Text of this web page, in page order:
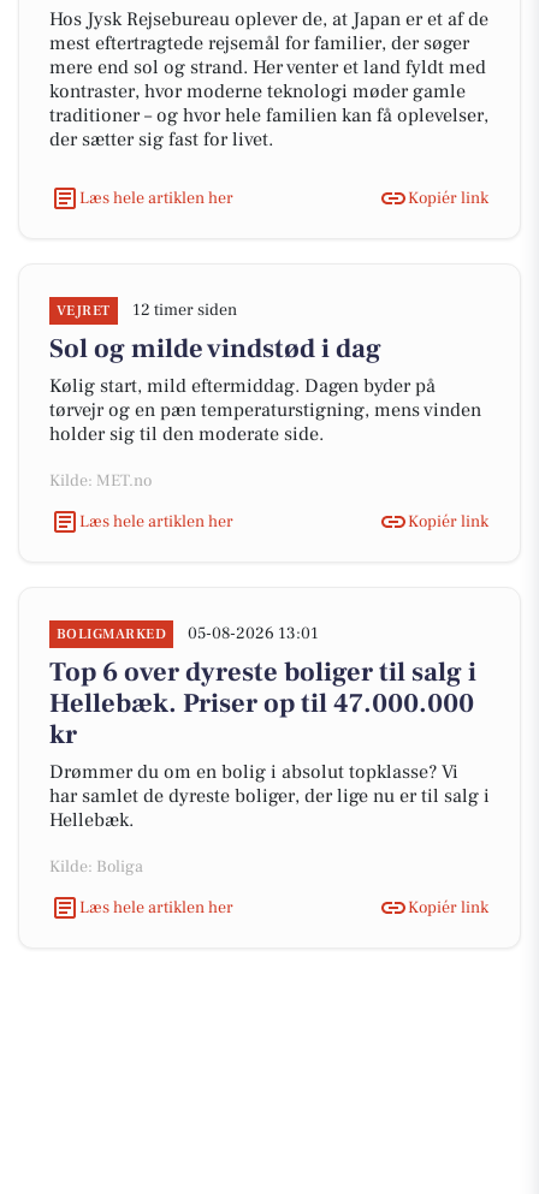
Hos Jysk Rejsebureau oplever de, at Japan er et af de
mest eftertragtede rejsemål for familier, der søger
mere end sol og strand. Her venter et land fyldt med
kontraster, hvor moderne teknologi møder gamle
traditioner – og hvor hele familien kan få oplevelser,
der sætter sig fast for livet.
Læs hele artiklen her Kopiér link
VEJRET 12 timer siden
Sol og milde vindstød i dag
Kølig start, mild eftermiddag. Dagen byder på
tørvejr og en pæn temperaturstigning, mens vinden
holder sig til den moderate side.
Kilde: MET.no
Læs hele artiklen her
Kopiér link
BOLIGMARKED 05-08-2026 13:01
Top 6 over dyreste boliger til salg i
Hellebæk. Priser op til 47.000.000
kr
Drømmer du om en bolig i absolut topklasse? Vi
har samlet de dyreste boliger, der lige nu er til salg i
Hellebæk.
Kilde: Boliga
Læs hele artiklen her
Kopiér link